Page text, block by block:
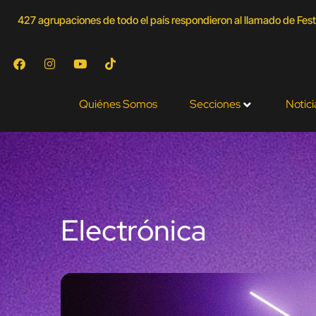
427 agrupaciones de todo el país respondieron al llamado de
Quiénes Somos Secciones
Electrónica